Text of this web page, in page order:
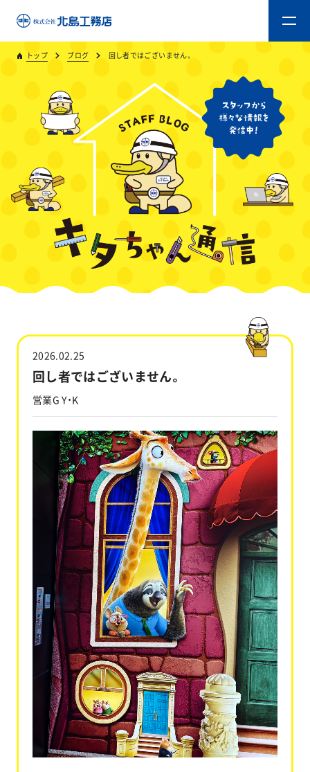
トップ ブログ 回し者ではございません。
2026.02.25
回し者ではございません。
営業G Y・K
トップ
キタジマのものづくり
重量木骨造SE構法
新築工事
リフォーム
沿革
関連企業
新着情報
ブログ
採用情報
お問い合わせ
協力業者公募